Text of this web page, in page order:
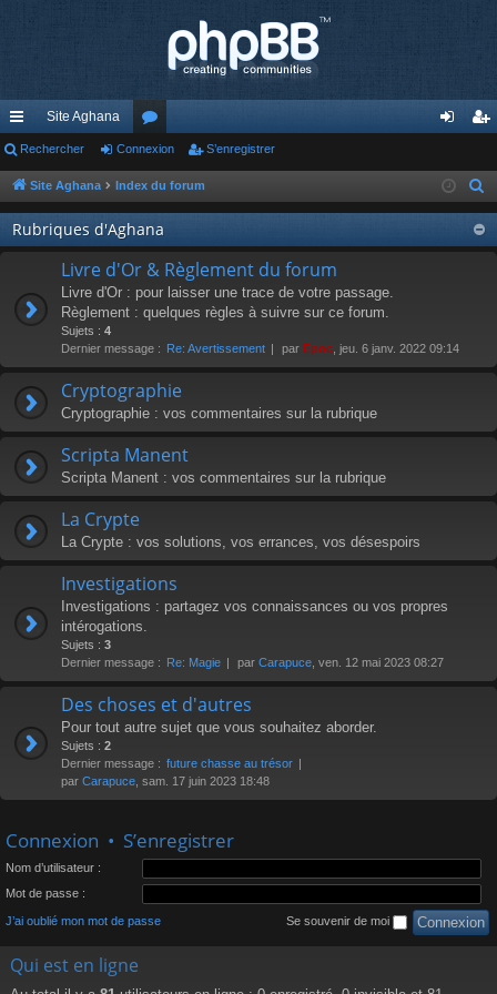
cc
ès
ra
pi
Site Aghana
or
u
m
s
ne
xi
on
nr
eg
ist
Rechercher Connexion S’enregistrer
Site Aghana Index du forum
Rubriques d'Aghana
Livre d'Or & Règlement du forum
Livre d'Or : pour laisser une trace de votre passage.
Règlement : quelques règles à suivre sur ce forum.
Sujets : 4
Dernier message : Re: Avertissement par Epoc , jeu. 6 janv. 2022 09:14
Cryptographie
Cryptographie : vos commentaires sur la rubrique
Scripta Manent
Scripta Manent : vos commentaires sur la rubrique
La Crypte
La Crypte : vos solutions, vos errances, vos désespoirs
Investigations
Investigations : partagez vos connaissances ou vos propres
intérogations.
Sujets : 3
Dernier message : Re: Magie par Carapuce , ven. 12 mai 2023 08:27
Des choses et d'autres
Pour tout autre sujet que vous souhaitez aborder.
Sujets : 2
Dernier message : future chasse au trésor
par Carapuce , sam. 17 juin 2023 18:48
Connexion • S’enregistrer
Nom d’utilisateur :
Mot de passe :
J’ai oublié mon mot de passe Se souvenir de moi
Qui est en ligne